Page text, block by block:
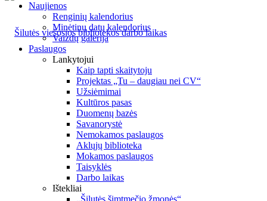
Naujienos
Renginių kalendorius
Minėtinų datų kalendorius
Vaizdų galerija
Paslaugos
Lankytojui
Kaip tapti skaitytoju
Projektas „Tu – daugiau nei CV“
Užsiėmimai
Kultūros pasas
Duomenų bazės
Savanorystė
Nemokamos paslaugos
Aklųjų biblioteka
Mokamos paslaugos
Taisyklės
Darbo laikas
Ištekliai